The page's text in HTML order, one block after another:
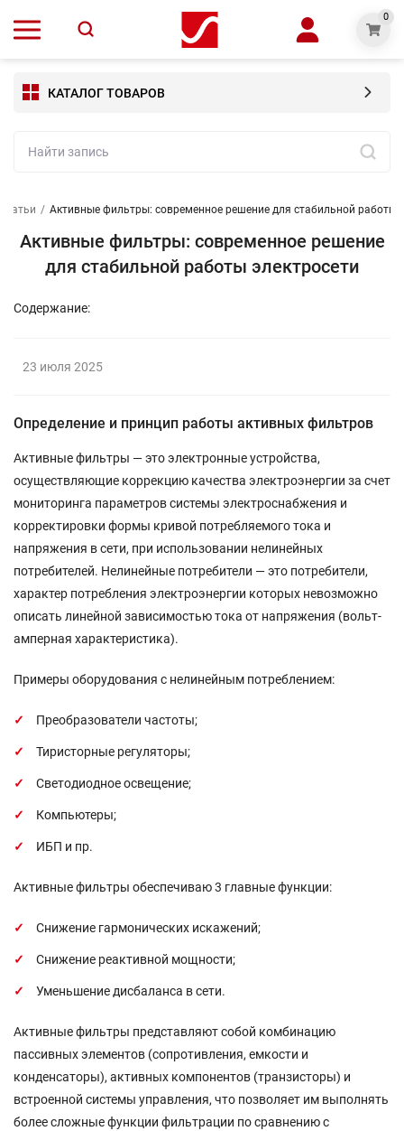
0
КАТАЛОГ ТОВАРОВ
/ Активные фильтры: современное решение для стабильной работы
Активные фильтры: современное решение
для стабильной работы электросети
Содержание:
23 июля 2025
Определение и принцип работы активных фильтров
Активные фильтры — это электронные устройства,
осуществляющие коррекцию качества электроэнергии за счет
мониторинга параметров системы электроснабжения и
корректировки формы кривой потребляемого тока и
напряжения в сети, при использовании нелинейных
потребителей. Нелинейные потребители — это потребители,
характер потребления электроэнергии которых невозможно
описать линейной зависимостью тока от напряжения (вольт-
амперная характеристика).
Примеры оборудования с нелинейным потреблением:
Преобразователи частоты;
Тиристорные регуляторы;
Светодиодное освещение;
Компьютеры;
ИБП и пр.
Активные фильтры обеспечиваю 3 главные функции:
Снижение гармонических искажений;
Снижение реактивной мощности;
Уменьшение дисбаланса в сети.
Активные фильтры представляют собой комбинацию
пассивных элементов (сопротивления, емкости и
конденсаторы), активных компонентов (транзисторы) и
встроенной системы управления, что позволяет им выполнять
более сложные функции фильтрации по сравнению с